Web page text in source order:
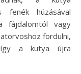
fenék húzásával
fájdalomtól vagy
fordulni,
így a kutya újra